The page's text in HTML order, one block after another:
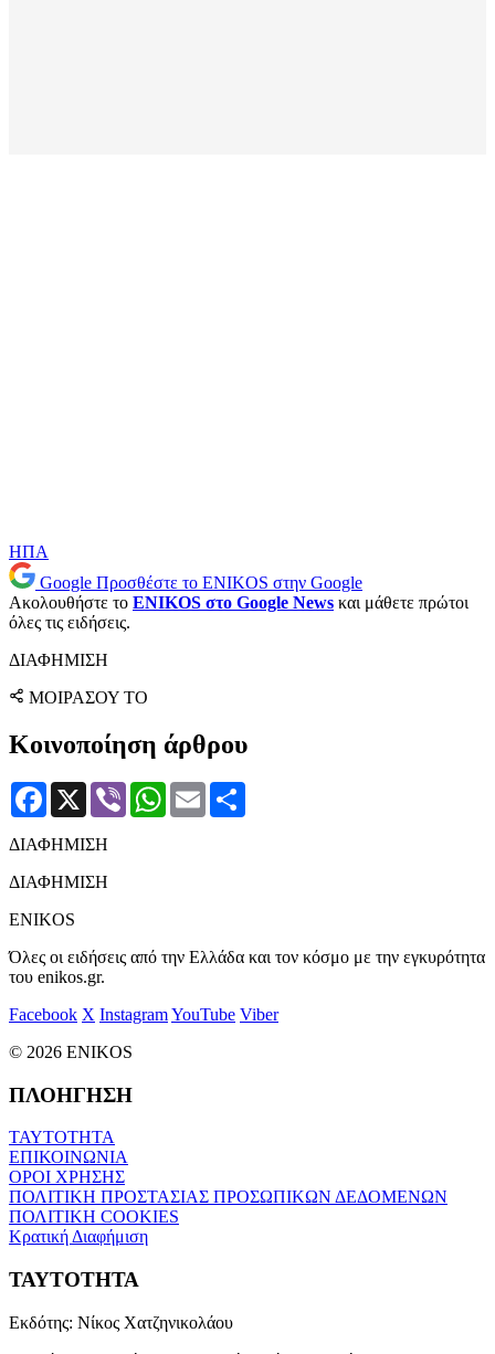
ΗΠΑ
Google Προσθέστε το ENIKOS στην Google
Ακολουθήστε το ENIKOS στο Google News και μάθετε πρώτοι
όλες τις ειδήσεις.
ΔΙΑΦΗΜΙΣΗ
ΜΟΙΡΑΣΟΥ ΤΟ
Κοινοποίηση άρθρου
Facebook
X Viber WhatsApp
Email
ΔΙΑΦΗΜΙΣΗ
ΔΙΑΦΗΜΙΣΗ
ENIKOS
Όλες οι ειδήσεις από την Ελλάδα και τον κόσμο με την εγκυρότητα
του enikos.gr.
Facebook X InstagramYouTube Viber
© 2026 ENIKOS
ΠΛΟΗΓΗΣΗ
ΤΑΥΤΟΤΗΤΑ
ΕΠΙΚΟΙΝΩΝΙΑ
ΟΡΟΙ ΧΡΗΣΗΣ
ΠΟΛΙΤΙΚΗ ΠΡΟΣΤΑΣΙΑΣ ΠΡΟΣΩΠΙΚΩΝ ΔΕΔΟΜΕΝΩΝ
ΠΟΛΙΤΙΚΗ COOKIES
Κρατική Διαφήμιση
ΤΑΥΤΟΤΗΤΑ
Εκδότης: Νίκος Χατζηνικολάου